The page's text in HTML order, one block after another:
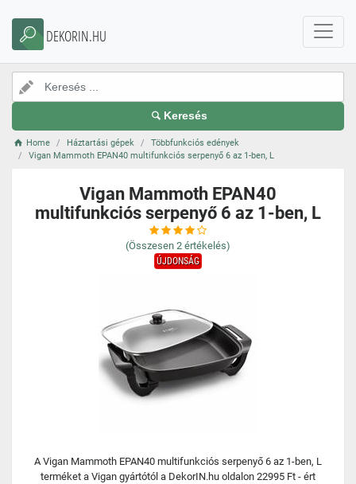
DEKORIN.HU
Keresés
Home Háztartási gépek
Többfunkciós edények
Vigan Mammoth EPAN40 multifunkciós serpenyő 6 az 1-ben, L
Vigan Mammoth EPAN40
multifunkciós serpenyő 6 az 1-ben, L
(Összesen 2 értékelés)
ÚJDONSÁG
A Vigan Mammoth EPAN40 multifunkciós serpenyő 6 az 1-ben, L
terméket a Vigan gyártótól a DekorIN.hu oldalon 22995 Ft - ért